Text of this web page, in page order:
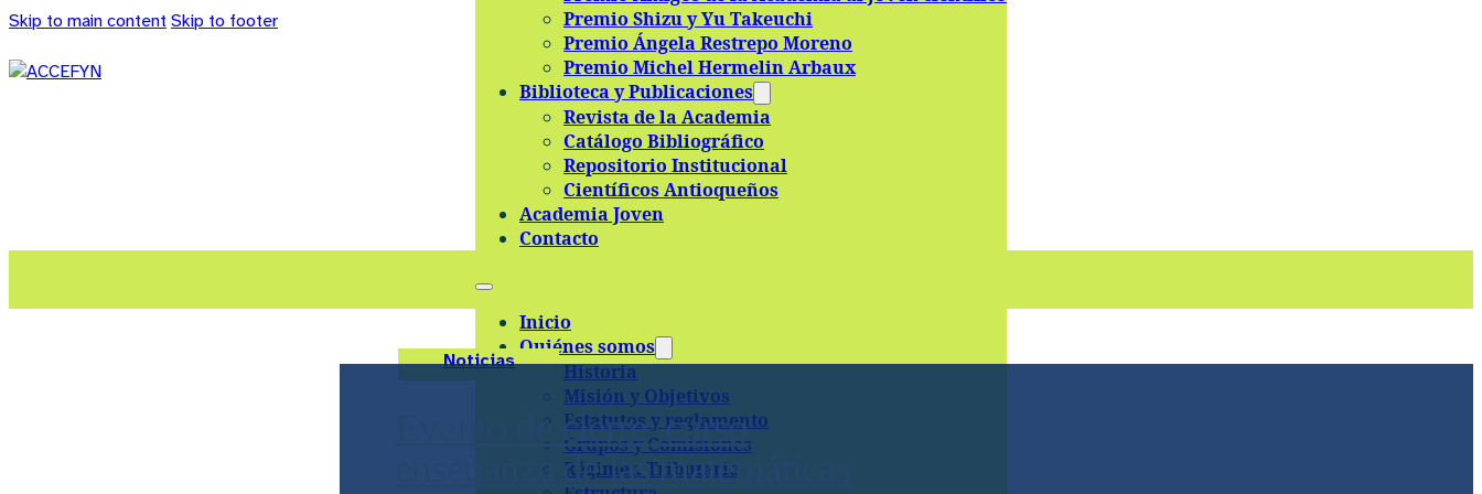
Skip to main content Skip to footer
Premio Shizu y Yu Takeuchi
Premio Ángela Restrepo Moreno
Premio Michel Hermelin Arbaux
Biblioteca y Publicaciones
Revista de la Academia
Catálogo Bibliográfico
Repositorio Institucional
Científicos Antioqueños
Academia Joven
Contacto
Inicio
Quiénes somos
Historia
Misión y Objetivos
Estatutos y reglamento
Grupos y Comisiones
Régimen Tributario
Noticias
Evento de cierre curso
enseñanza de las matemáticas